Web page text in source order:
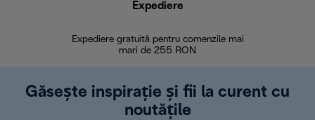
Expediere
Expediere gratuită pentru comenzile mai
mari de 255 RON
Găsește inspirație și fii la curent cu
noutățile